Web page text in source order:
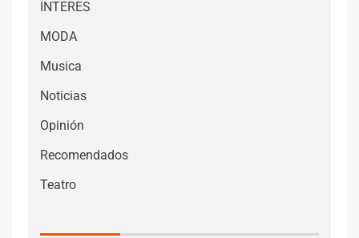
INTERES
MODA
Musica
Noticias
Opinión
Recomendados
Teatro